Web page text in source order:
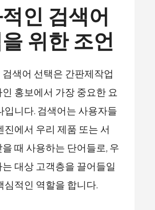
인 검색어
위한 조언
색어 선택은 간판제작업
홍보에서 가장 중요한 요
입니다. 검색어는 사용자들
진에서 우리 제품 또는 서
때 사용하는 단어들로, 우
대상 고객층을 끌어들일
심적인 역할을 합니다.